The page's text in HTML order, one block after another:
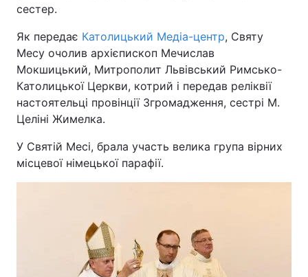
сестер.
Як передає Католицький Медіа-центр, Святу
Месу очолив архієпископ Мечислав
Мокшицький, Митрополит Львівський Римсько-
Католицької Церкви, котрий і передав реліквії
настоятельці провінції Згромадження, сестрі М.
Целіні Жимелка.
У Святій Месі, брала участь велика група вірних
місцевої німецької парафії.